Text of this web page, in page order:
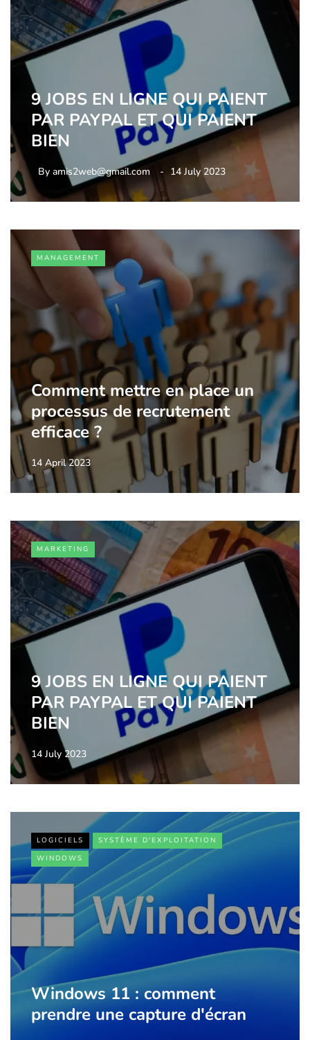
9 JOBS EN LIGNE QUI PAIENT
PAR PAYPAL ET QUI PAIENT
BIEN
By amis2web@gmail.com 14 July 2023
MANAGEMENT
Comment mettre en place un
processus de recrutement
efficace ?
14 April 2023
MARKETING
9 JOBS EN LIGNE QUI PAIENT
PAR PAYPAL ET QUI PAIENT
BIEN
14 July 2023
LOGICIELS
SYSTÈME D'EXPLOITATION
WINDOWS
Windows 11 : comment
prendre une capture d'écran